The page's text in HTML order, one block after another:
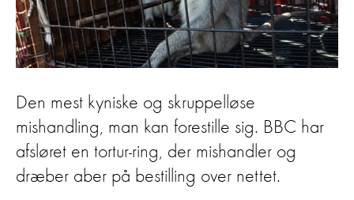
Den mest kyniske og skruppelløse
mishandling, man kan forestille sig. BBC har
afsløret en tortur-ring, der mishandler og
dræber aber på bestilling over nettet.